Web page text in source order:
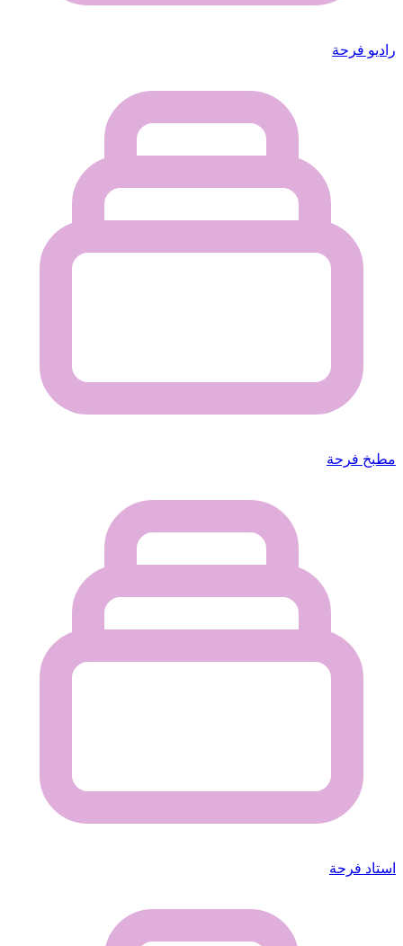
راديو فرحة
مطبخ فرحة
استاد فرحة